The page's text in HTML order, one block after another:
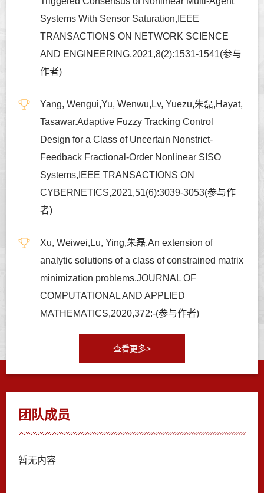
Systems With Sensor Saturation,IEEE
TRANSACTIONS ON NETWORK SCIENCE
AND ENGINEERING,2021,8(2):1531-1541(参与
作者)
Yang, Wengui,Yu, Wenwu,Lv, Yuezu,朱磊,Hayat,
Tasawar.Adaptive Fuzzy Tracking Control
Design for a Class of Uncertain Nonstrict-
Feedback Fractional-Order Nonlinear SISO
Systems,IEEE TRANSACTIONS ON
CYBERNETICS,2021,51(6):3039-3053(参与作
者)
Xu, Weiwei,Lu, Ying,朱磊.An extension of
analytic solutions of a class of constrained matrix
minimization problems,JOURNAL OF
COMPUTATIONAL AND APPLIED
MATHEMATICS,2020,372:-(参与作者)
查看更多>
团队成员
暂无内容